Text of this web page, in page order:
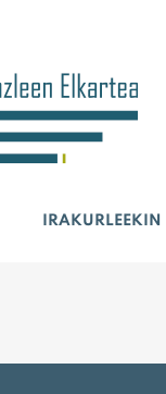
IRAKURLEEKIN